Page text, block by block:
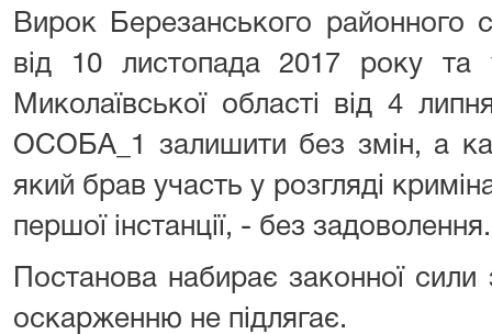
Вирок Березанського районного
від 10 листопада 2017 року та
Миколаївської області від
ОСОБА_1 залишити без змін, а
який брав участь у розгляді
першої інстанції, - без задоволення.
Постанова набирає законної
оскарженню не підлягає.